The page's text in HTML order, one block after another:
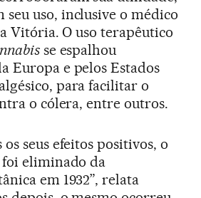
seu uso, inclusive o médico
Vitória. O uso terapêutico
se espalhou
Europa e pelos Estados
para facilitar o
o cólera, entre outros.
os seus efeitos positivos, o
foi eliminado da
em 1932”, relata